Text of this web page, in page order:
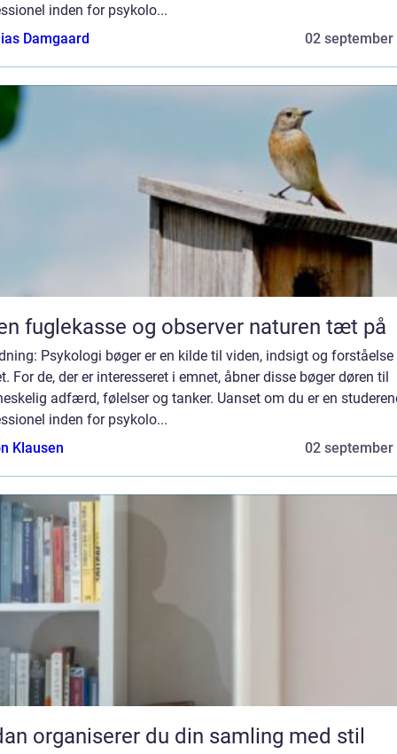
inden for psykolo...
Damgaard
02 september
fuglekasse og observer naturen tæt på
Psykologi bøger er en kilde til viden, indsigt og
For de, der er interesseret i emnet, åbner disse bøger døren til
adfærd, følelser og tanker. Uanset om du er en
inden for psykolo...
Klausen
02 september
organiserer du din samling med stil